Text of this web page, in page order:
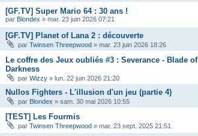
[GF.TV] Super Mario 64 : 30 ans !
par Blondex » mar. 23 juin 2026 07:21
[GF.TV] Planet of Lana 2 : découverte
par Twinsen Threepwood » mar. 23 juin 2026 18:26
Le coffre des Jeux oubliés #3 : Severance - Blade of
Darkness
par Wizzy » lun. 22 juin 2026 21:20
Nullos Fighters - L'illusion d'un jeu (partie 4)
par Blondex » sam. 30 mai 2026 10:55
[TEST] Les Fourmis
par Twinsen Threepwood » mar. 23 sept. 2025 21:51